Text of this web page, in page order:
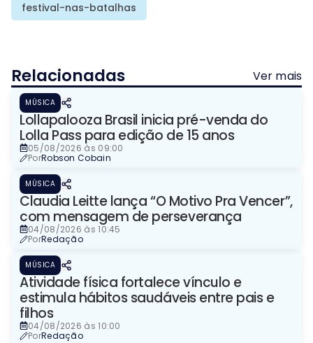
festival-nas-batalhas
Relacionadas Ver mais
MÚSICA
Lollapalooza Brasil inicia pré-venda do
Lolla Pass para edição de 15 anos
05/08/2026 às 09:00
PorRobson Cobain
MÚSICA
Claudia Leitte lança “O Motivo Pra Vencer”,
com mensagem de perseverança
04/08/2026 às 10:45
PorRedação
MÚSICA
Atividade física fortalece vínculo e
estimula hábitos saudáveis entre pais e
filhos
04/08/2026 às 10:00
PorRedação